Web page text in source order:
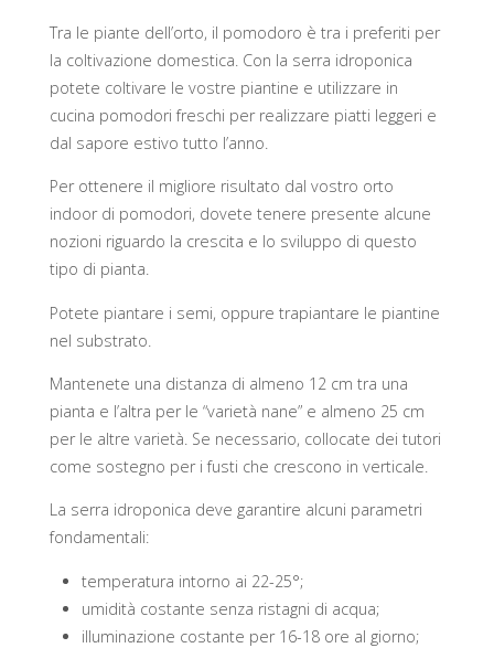
Tra le piante dell’orto, il pomodoro è tra i preferiti per
la coltivazione domestica. Con la serra idroponica
potete coltivare le vostre piantine e utilizzare in
cucina pomodori freschi per realizzare piatti leggeri e
dal sapore estivo tutto l’anno.
Per ottenere il migliore risultato dal vostro orto
indoor di pomodori, dovete tenere presente alcune
nozioni riguardo la crescita e lo sviluppo di questo
tipo di pianta.
Potete piantare i semi, oppure trapiantare le piantine
nel substrato.
Mantenete una distanza di almeno 12 cm tra una
pianta e l’altra per le “varietà nane” e almeno 25 cm
per le altre varietà. Se necessario, collocate dei tutori
come sostegno per i fusti che crescono in verticale.
La serra idroponica deve garantire alcuni parametri
fondamentali:
temperatura intorno ai 22-25°;
umidità costante senza ristagni di acqua;
illuminazione costante per 16-18 ore al giorno;